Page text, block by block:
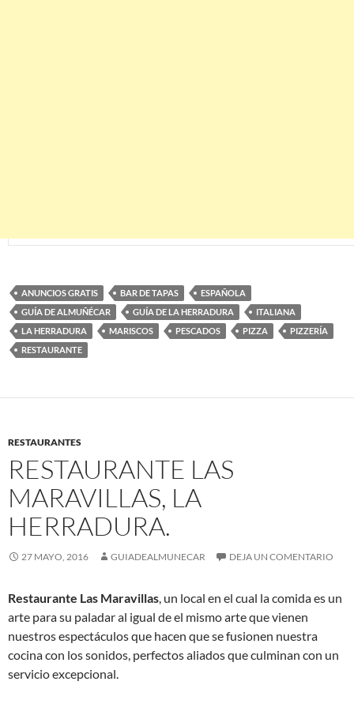
ANUNCIOS GRATIS BAR DE TAPAS
ESPAÑOLA
GUÍA DE ALMUÑÉCAR
GUÍA DE LA HERRADURA
ITALIANA
LA HERRADURA
MARISCOS PESCADOS PIZZA
PIZZERÍA
RESTAURANTE
RESTAURANTES
RESTAURANTE LAS
MARAVILLAS, LA
HERRADURA.
27 MAYO, 2016 GUIADEALMUNECAR DEJA UN COMENTARIO
Restaurante Las Maravillas, un local en el cual la comida es un
arte para su paladar al igual de el mismo arte que vienen
nuestros espectáculos que hacen que se fusionen nuestra
cocina con los sonidos, perfectos aliados que culminan con un
servicio excepcional.